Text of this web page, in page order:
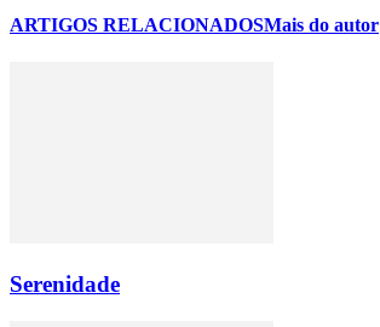
ARTIGOS RELACIONADOSMais do autor
Serenidade